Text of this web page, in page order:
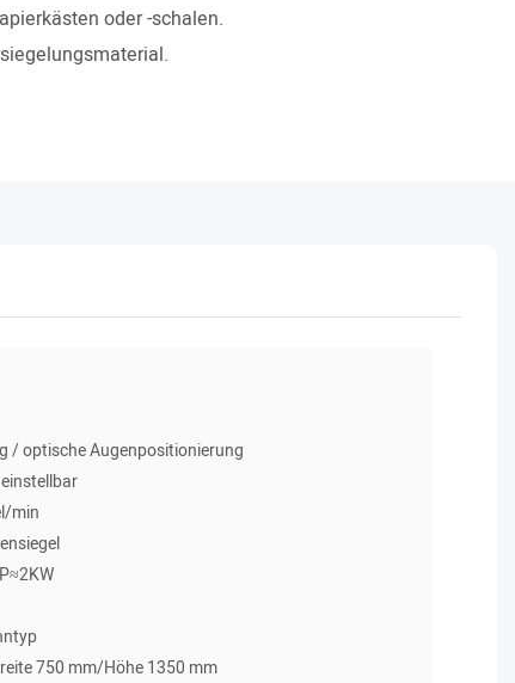
oder -schalen.
/ optische Augenpositionierung
min
750 mm/Höhe 1350 mm